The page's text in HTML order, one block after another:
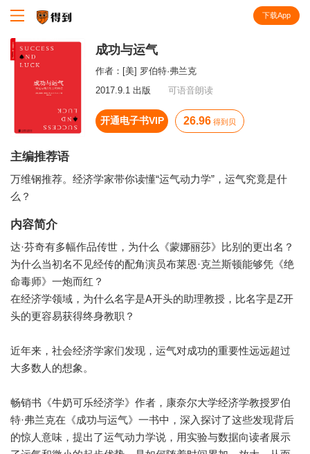
下载App
成功与运气
作者： [美] 罗伯特·弗兰克
2017.9.1 出版
可语音朗读
开通电子书VIP 26.96 得到贝
主编推荐语
万维钢推荐。经济学家带你读懂“运气动力学”，运气究竟是什
么？
内容简介
达·芬奇有多幅作品传世，为什么《蒙娜丽莎》比别的更出名？
为什么当初名不见经传的配角演员布莱恩·克兰斯顿能够凭《绝
命毒师》一炮而红？
在经济学领域，为什么名字是A开头的助理教授，比名字是Z开
头的更容易获得终身教职？
近年来，社会经济学家们发现，运气对成功的重要性远远超过
大多数人的想象。
畅销书《牛奶可乐经济学》作者，康奈尔大学经济学教授罗伯
特·弗兰克在《成功与运气》一书中，深入探讨了这些发现背后
的惊人意味，提出了运气动力学说，用实验与数据向读者展示